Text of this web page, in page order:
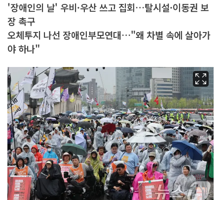
'장애인의 날' 우비·우산 쓰고 집회…탈시설·이동권 보
장 촉구
오체투지 나선 장애인부모연대…"왜 차별 속에 살아가
야 하나"